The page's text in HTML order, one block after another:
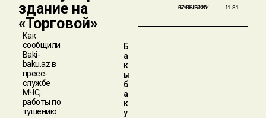
здание на
«Торговой»
Как
сообщили
Baki-
baku.az в
пресс-
службе
МЧС,
работы по
тушению
Б
а
к
ы
б
а
к
у
БАКЫБАКУ
07/08/2026 11:31